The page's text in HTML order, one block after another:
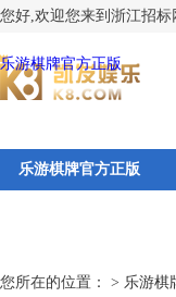
您好,欢迎您来到浙江招标
乐游棋牌官方正版
乐游棋牌官方正版
您所在的位置： > 乐游棋